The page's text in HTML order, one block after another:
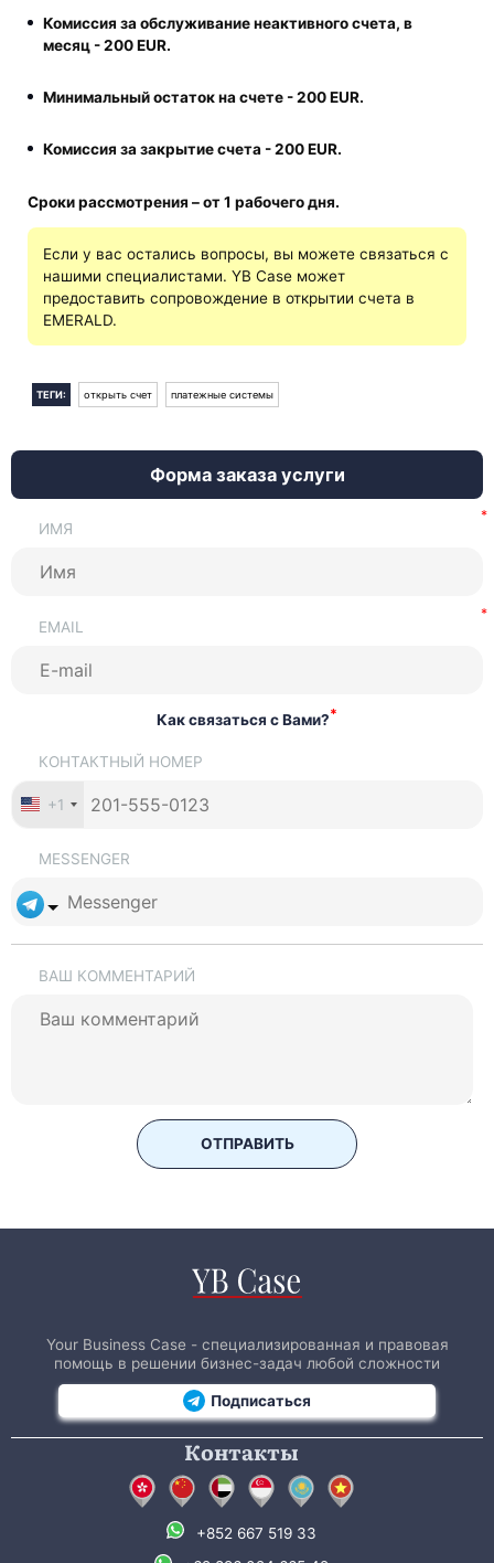
Комиссия за обслуживание неактивного счета, в
месяц - 200 EUR.
Минимальный остаток на счете - 200 EUR.
Комиссия за закрытие счета - 200 EUR.
Сроки рассмотрения – от 1 рабочего дня.
Если у вас остались вопросы, вы можете связаться с
нашими специалистами. YB Case может
предоставить сопровождение в открытии счета в
EMERALD.
ТЕГИ: открыть счет платежные системы
Форма заказа услуги
ИМЯ
EMAIL
Как связаться с Вами?*
КОНТАКТНЫЙ НОМЕР
+1
MESSENGER
ВАШ КОММЕНТАРИЙ
ОТПРАВИТЬ
Your Business Case - специализированная и правовая
помощь в решении бизнес-задач любой сложности
Подписаться
Контакты
+852 667 519 33